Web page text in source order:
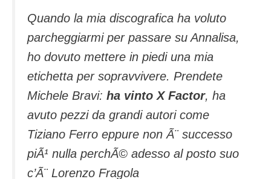
Quando la mia discografica ha voluto
parcheggiarmi per passare su Annalisa,
ho dovuto mettere in piedi una mia
etichetta per sopravvivere. Prendete
Michele Bravi: ha vinto X Factor, ha
avuto pezzi da grandi autori come
Tiziano Ferro eppure non Ã¨ successo
piÃ¹ nulla perchÃ© adesso al posto suo
c’Ã¨ Lorenzo Fragola